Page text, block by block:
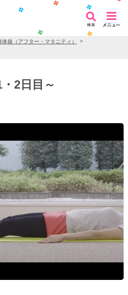
体操（アフター・マタニティ）
2日目～